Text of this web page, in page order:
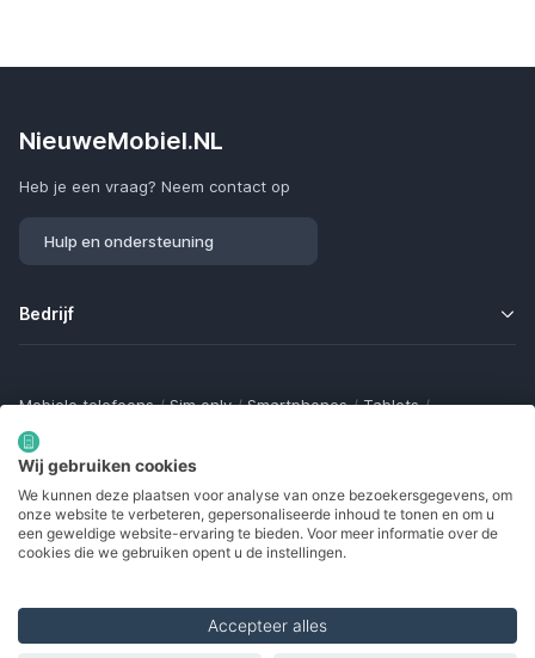
NieuweMobiel.NL
Heb je een vraag? Neem contact op
Hulp en ondersteuning
Bedrijf
Mobiele telefoons / Sim only / Smartphones / Tablets /
Smartwatches
Bluetooth trackers / Opladers
Samsung Galaxy
Gamingtelefoons / Foldables / Robuuste telefoons /
Seniorentelefoons / Waterdichte telefoons / Refurbished
Wij gebruiken cookies
We kunnen deze plaatsen voor analyse van onze bezoekersgegevens, om
onze website te verbeteren, gepersonaliseerde inhoud te tonen en om u
een geweldige website-ervaring te bieden. Voor meer informatie over de
cookies die we gebruiken opent u de instellingen.
Accepteer alles